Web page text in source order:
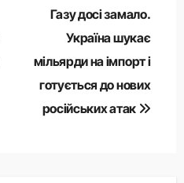
Газу досі замало.
Україна шукає
мільярди на імпорт і
готується до нових
російських атак